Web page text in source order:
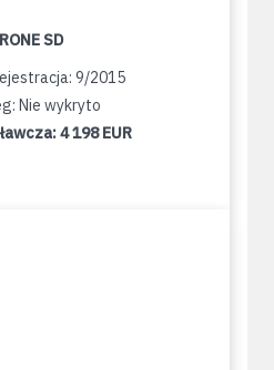
SD
9/2015
Nie wykryto
4 198 EUR